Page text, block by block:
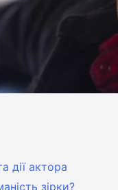
дії актора
зірки?